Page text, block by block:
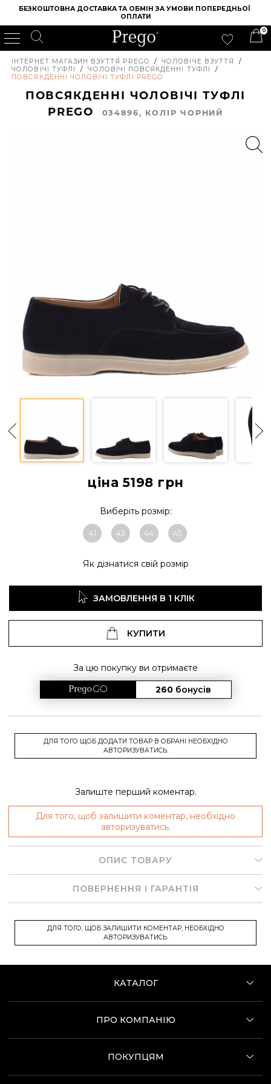
БЕЗКОШТОВНА ДОСТАВКА ТА ОБМІН ЗА УМОВИ ПОПЕРЕДНЬОЇ
ОПЛАТИ
0
ІНТЕРНЕТ МАГАЗИН ВЗУТТЯ PREGO / ЧОЛОВІЧЕ ВЗУТТЯ
/
ЧОЛОВІЧІ ТУФЛІ
/ ЧОЛОВІЧІ ПОВСЯКДЕННІ ТУФЛІ
/
ПОВСЯКДЕННІ ЧОЛОВІЧІ ТУФЛІ PREGO
ПОВСЯКДЕННІ ЧОЛОВІЧІ ТУФЛІ
PREGO
034896, КОЛIР ЧОРНИЙ
ціна 5198 грн
Виберіть розмір:
41 43 44 45
Як дізнатися свій розмір
ЗАМОВЛЕННЯ В 1 КЛІК
КУПИТИ
За цю покупку ви отримаєте
260 бонусів
ДЛЯ ТОГО ЩОБ ДОДАТИ ТОВАР В ОБРАНІ НЕОБХІДНО
АВТОРИЗУВАТИСЬ.
Залиште перший коментар.
Для того, щоб залишити коментар, необхідно
авторизуватись.
ОПИС ТОВАРУ
ПОВЕРНЕННЯ І ГАРАНТІЯ
ДЛЯ ТОГО, ЩОБ ЗАЛИШИТИ КОМЕНТАР, НЕОБХІДНО
АВТОРИЗУВАТИСЬ.
КАТАЛОГ
ПРО КОМПАНІЮ
ПОКУПЦЯМ